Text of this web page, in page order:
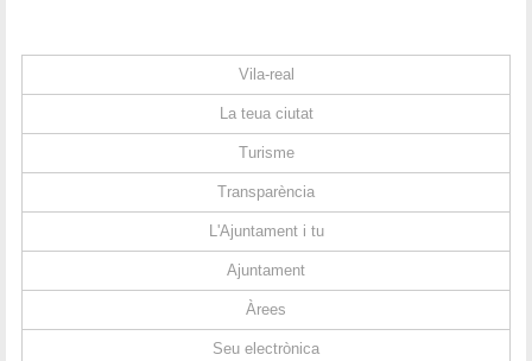
Vila-real
La teua ciutat
Turisme
Transparència
L'Ajuntament i tu
Ajuntament
Àrees
Seu electrònica